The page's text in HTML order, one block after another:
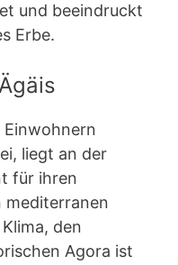
und beeindruckt
Erbe.
liegt an der
für ihren
mediterranen
den
Agora ist